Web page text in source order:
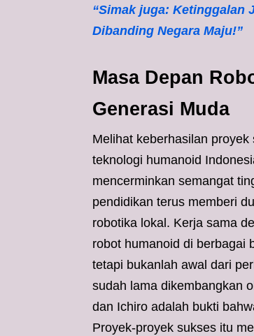
“Simak juga: Ketinggalan
Dibanding Negara Maju!”
Masa Depan
Generasi Muda
Melihat keberhasilan
teknologi humanoid
mencerminkan semangat
pendidikan terus memberi
robotika lokal. Kerja sama
robot humanoid di berbagai
tetapi bukanlah awal dari
sudah lama dikembangkan
dan Ichiro adalah bukti
Proyek-proyek sukses itu